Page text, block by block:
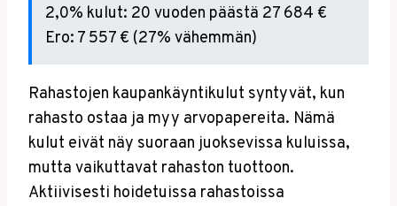
2,0% kulut: 20 vuoden päästä 27 684 €
Ero: 7 557 € (27% vähemmän)
Rahastojen kaupankäyntikulut syntyvät, kun
rahasto ostaa ja myy arvopapereita. Nämä
kulut eivät näy suoraan juoksevissa kuluissa,
mutta vaikuttavat rahaston tuottoon.
Aktiivisesti hoidetuissa rahastoissa